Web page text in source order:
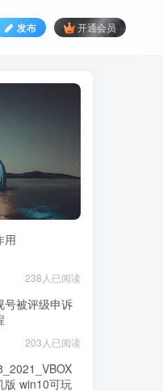
发布 开通会员
用
238人已阅读
号被评级申诉
203人已阅读
版 win10可玩